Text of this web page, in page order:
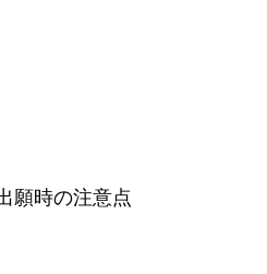
願時の注意点